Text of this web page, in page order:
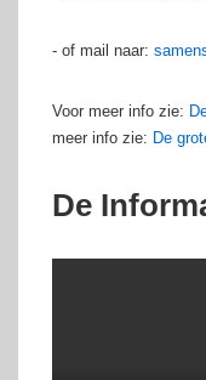
- of mail naar:
Voor meer info zie:
meer info zie: De
De